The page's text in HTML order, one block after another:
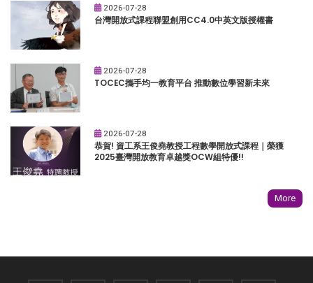
2026-07-28
台灣開放式課程聯盟創用CC4.0中英文版授權書
2026-07-28
TOCEC攜手均一教育平台 推動數位學習新未來
2026-07-28
恭賀! 資工系王俊堯教授工程數學開放式課程｜榮獲
2025臺灣開放教育卓越獎OCW組特優!!
More